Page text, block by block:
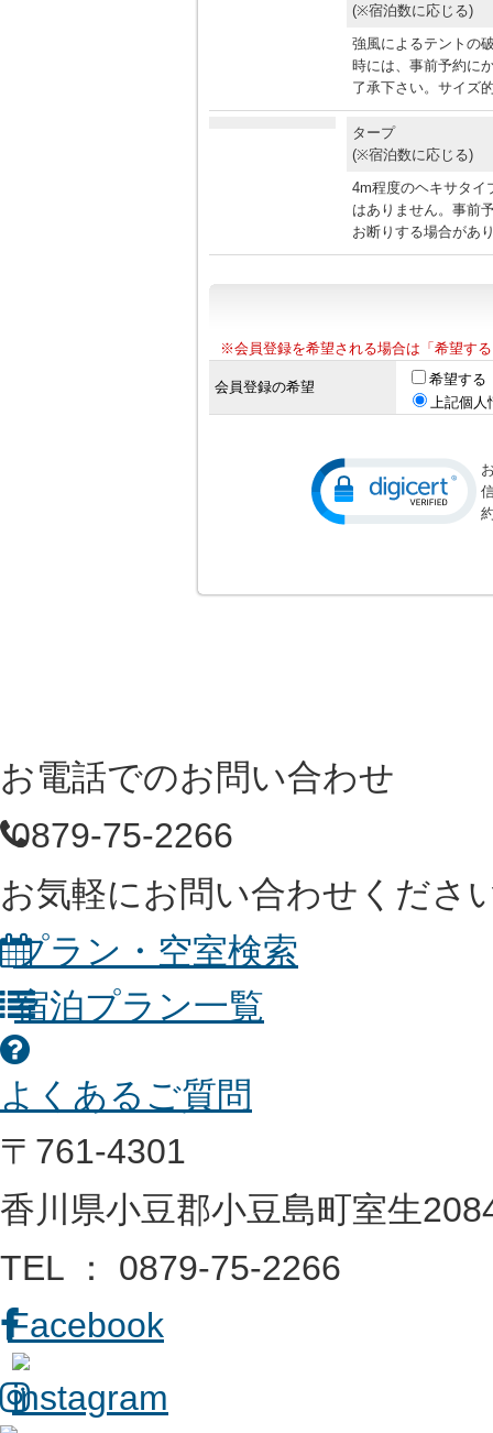
(※宿泊数に応じる)
強風によるテントの
時には、事前予約に
了承下さい。サイズ
タープ
(※宿泊数に応じる)
4m程度のヘキサタイ
はありません。事前
お断りする場合があ
※会員登録を希望される場合は「希望す
会員登録の希望
希望する
上記個
お電話でのお問い合わせ
0879-75-2266
お気軽にお問い合わせくださ
プラン・空室検索
宿泊プラン一覧
よくあるご質問
〒761-4301
香川県小豆郡小豆島町室生
TEL ： 0879-75-2266
Facebook